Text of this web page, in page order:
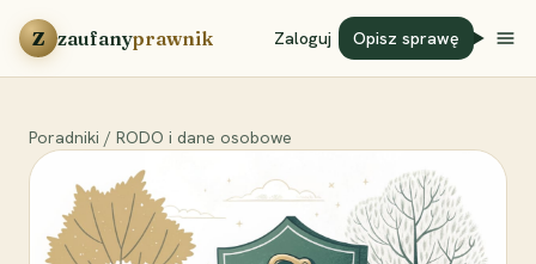
Przejdź do treści
Z zaufanyprawnik Zaloguj Opisz sprawę
Poradniki / RODO i dane osobowe